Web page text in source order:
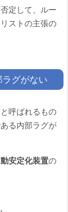
定して、ルー
ストの主張の
グがない
呼ばれるもの
る内部ラグが
安定化装置の